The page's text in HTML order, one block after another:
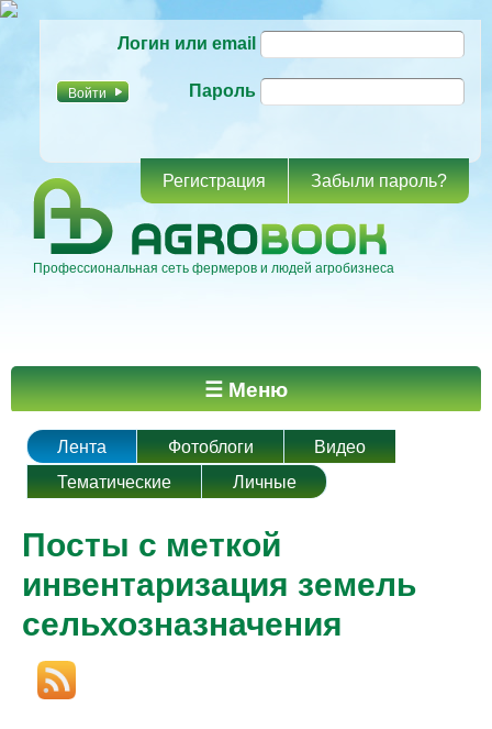
основному
Логин или email
Пароль
Регистрация Забыли пароль?
Профессиональная сеть фермеров и людей агробизнеса
Главное меню ☰ Меню
Лента Фотоблоги
Видео
Тематические
Личные
Посты с меткой
инвентаризация земель
сельхозназначения